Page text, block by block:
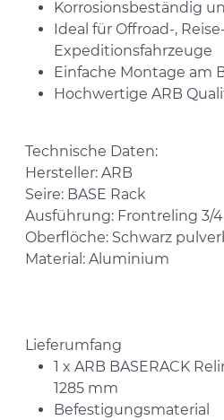
Korrosionsbeständig
Ideal für Offroad-,
Expeditionsfahrzeuge
Einfache Montage am
Hochwertige ARB
Technische Daten:
Hersteller: ARB
Seire: BASE Rack
Ausführung: Frontreling 3/4
Oberflöche: Schwarz
Material: Aluminium
Lieferumfang
1 x ARB BASERACK
1285 mm
Befestigungsmaterial